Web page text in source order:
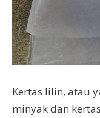
Kertas lilin, atau
minyak dan